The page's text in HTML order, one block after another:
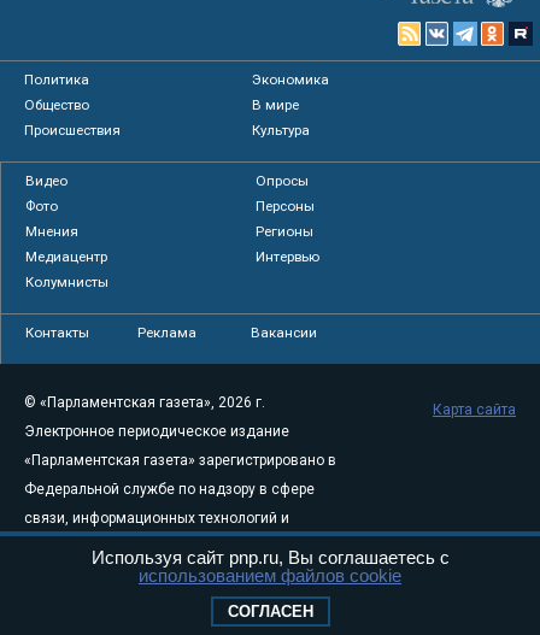
Политика
Экономика
Общество
В мире
Происшествия
Культура
Видео
Опросы
Фото
Персоны
Мнения
Регионы
Медиацентр
Интервью
Колумнисты
Контакты Реклама Вакансии
© «Парламентская газета», 2026 г.
Электронное периодическое издание
«Парламентская газета» зарегистрировано в
Федеральной службе по надзору в сфере
связи, информационных технологий и
августа 2011 года. 18+
Свидетельство о регистрации Эл № ФС77-
Карта сайта
Используя сайт pnp.ru, Вы соглашаетесь с
использованием файлов cookie
СОГЛАСЕН